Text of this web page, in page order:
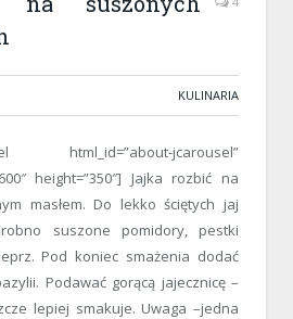
KULINARIA
html_id=”about-jcarousel”
height=”350″] Jajka rozbić na
masłem. Do lekko ściętych jaj
suszone pomidory, pestki
Pod koniec smażenia dodać
Podawać gorącą jajecznicę –
lepiej smakuje. Uwaga –jedna